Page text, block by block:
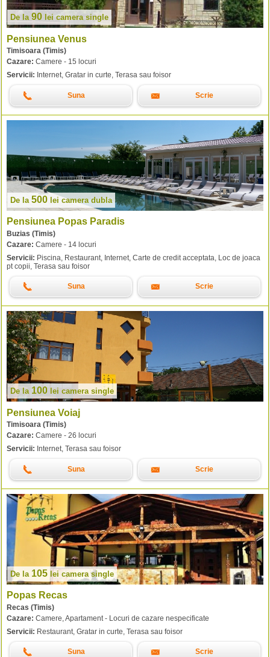
De la 90 lei camera single
Pensiunea Venus
Timisoara (Timis)
Cazare: Camere - 15 locuri
Servicii: Internet, Gratar in curte, Terasa sau foisor
Suna Scrie
De la 500 lei camera dubla
Pensiunea Popas Paradis
Buzias (Timis)
Cazare: Camere - 14 locuri
Servicii: Piscina, Restaurant, Internet, Carte de credit acceptata, Loc de joaca
pt copii, Terasa sau foisor
Suna Scrie
De la 100 lei camera single
Pensiunea Voiaj
Timisoara (Timis)
Cazare: Camere - 26 locuri
Servicii: Internet, Terasa sau foisor
Suna Scrie
De la 105 lei camera single
Popas Recas
Recas (Timis)
Cazare: Camere, Apartament - Locuri de cazare nespecificate
Servicii: Restaurant, Gratar in curte, Terasa sau foisor
Suna Scrie